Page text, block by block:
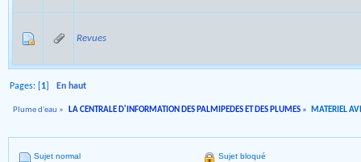
Revues
Pages: [ 1 En haut
Plume d'eau » LA CENTRALE D'INFORMATION DES PALMIPEDES ET DES PLUMES » MATERIEL
Sujet normal
Sujet bloqué